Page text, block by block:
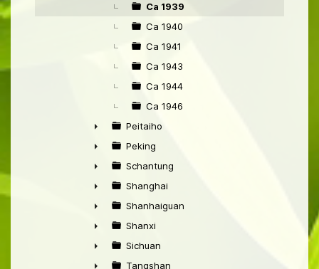
Ca 1939
Ca 1940
Ca 1941
Ca 1943
Ca 1944
Ca 1946
►
Peitaiho
►
Peking
►
Schantung
►
Shanghai
►
Shanhaiguan
►
Shanxi
►
Sichuan
Tangshan